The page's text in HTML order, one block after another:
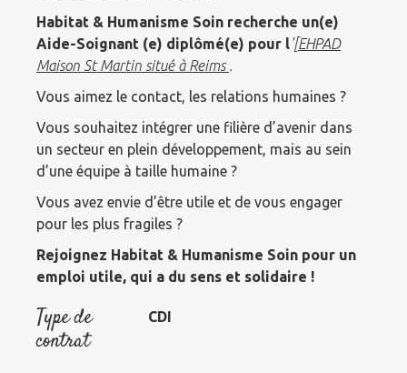
Habitat & Humanisme Soin recherche un(e)
Aide-Soignant (e) diplômé(e) pour l’[EHPAD
Maison St Martin situé à Reims .
Vous aimez le contact, les relations humaines ?
Vous souhaitez intégrer une filière d’avenir dans
un secteur en plein développement, mais au sein
d’une équipe à taille humaine ?
Vous avez envie d’être utile et de vous engager
pour les plus fragiles ?
Rejoignez Habitat & Humanisme Soin pour un
emploi utile, qui a du sens et solidaire !
Type de
contrat
CDI